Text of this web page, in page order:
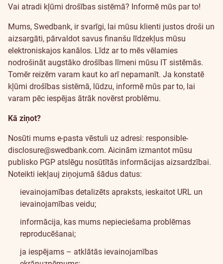
Vai atradi kļūmi drošības sistēmā? Informē mūs par to!
Mums, Swedbank, ir svarīgi, lai mūsu klienti justos droši un
aizsargāti, pārvaldot savus finanšu līdzekļus mūsu
elektroniskajos kanālos. Līdz ar to mēs vēlamies
nodrošināt augstāko drošības līmeni mūsu IT sistēmās.
Tomēr reizēm varam kaut ko arī nepamanīt. Ja konstatē
kļūmi drošības sistēmā, lūdzu, informē mūs par to, lai
varam pēc iespējas ātrāk novērst problēmu.
Kā ziņot?
Nosūti mums e-pasta vēstuli uz adresi: responsible-
disclosure@swedbank.com. Aicinām izmantot mūsu
publisko PGP atslēgu nosūtītās informācijas aizsardzībai.
Noteikti iekļauj ziņojumā šādus datus:
ievainojamības detalizēts apraksts, ieskaitot URL un
ievainojamības veidu;
informācija, kas mums nepieciešama problēmas
reproducēšanai;
ja iespējams – atklātās ievainojamības